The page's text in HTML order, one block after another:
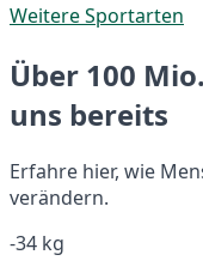
Weitere Sportarten
Über 100
uns bereits
Erfahre hier, wie
verändern.
-34 kg